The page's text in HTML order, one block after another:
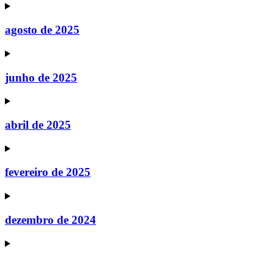
agosto de 2025
junho de 2025
abril de 2025
fevereiro de 2025
dezembro de 2024